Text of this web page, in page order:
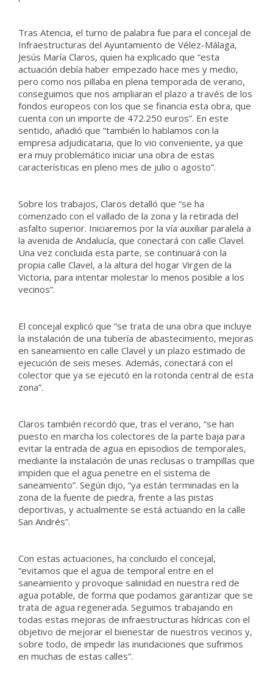
Tras Atencia, el turno de palabra fue para el concejal de
Infraestructuras del Ayuntamiento de Vélez-Málaga,
Jesús María Claros, quien ha explicado que “esta
actuación debía haber empezado hace mes y medio,
pero como nos pillaba en plena temporada de verano,
conseguimos que nos ampliaran el plazo a través de los
fondos europeos con los que se financia esta obra, que
cuenta con un importe de 472.250 euros”. En este
sentido, añadió que “también lo hablamos con la
empresa adjudicataria, que lo vio conveniente, ya que
era muy problemático iniciar una obra de estas
características en pleno mes de julio o agosto”.
Sobre los trabajos, Claros detalló que “se ha
comenzado con el vallado de la zona y la retirada del
asfalto superior. Iniciaremos por la vía auxiliar paralela a
la avenida de Andalucía, que conectará con calle Clavel.
Una vez concluida esta parte, se continuará con la
propia calle Clavel, a la altura del hogar Virgen de la
Victoria, para intentar molestar lo menos posible a los
vecinos”.
El concejal explicó que “se trata de una obra que incluye
la instalación de una tubería de abastecimiento, mejoras
en saneamiento en calle Clavel y un plazo estimado de
ejecución de seis meses. Además, conectará con el
colector que ya se ejecutó en la rotonda central de esta
zona”.
Claros también recordó que, tras el verano, “se han
puesto en marcha los colectores de la parte baja para
evitar la entrada de agua en episodios de temporales,
mediante la instalación de unas reclusas o trampillas que
impiden que el agua penetre en el sistema de
saneamiento”. Según dijo, “ya están terminadas en la
zona de la fuente de piedra, frente a las pistas
deportivas, y actualmente se está actuando en la calle
San Andrés”.
Con estas actuaciones, ha concluido el concejal,
“evitamos que el agua de temporal entre en el
saneamiento y provoque salinidad en nuestra red de
agua potable, de forma que podamos garantizar que se
trata de agua regenerada. Seguimos trabajando en
todas estas mejoras de infraestructuras hídricas con el
objetivo de mejorar el bienestar de nuestros vecinos y,
sobre todo, de impedir las inundaciones que sufrimos
en muchas de estas calles”.